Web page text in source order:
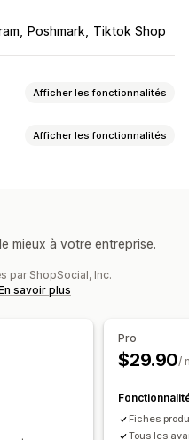
Poshmark Tiktok Shop
Afficher les fonctionnalités
Afficher les fonctionnalités
Éco-responsable
mieux à votre entreprise.
par ShopSocial, Inc.
savoir plus
Pro
$29.90/
Fiches
Tous les